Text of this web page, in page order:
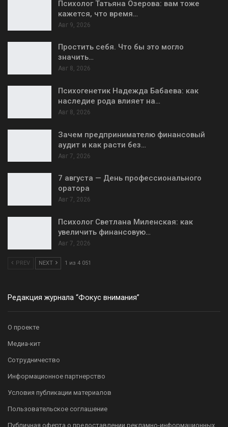
Психолог Татьяна Озерова: вам тоже
кажется, что время…
Авг 9, 2026
Простить себя. Что бы это могло
значить…
Авг 8, 2026
Психогенетик Надежда Бабаева: как
наследие рода влияет на…
Авг 8, 2026
Зачем предпринимателю финансовый
аудит и как расти без…
Авг 7, 2026
7 августа — День профессионального
оратора
Авг 7, 2026
Психолог Светлана Миленская: как
увеличить финансовую…
Авг 7, 2026
PREV NEXT 1 из 4 051
Редакция журнала “Фокус внимания”
О проекте
Медиа-кит
Сотрудничество
Информационное партнерство
Условия публикации материалов
Пользовательское соглашение
Публичная оферта о предоставлении рекламно-информационных